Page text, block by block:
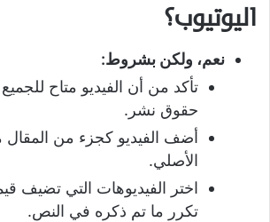
اليوتيوب؟
نعم، ولكن بشروط:
تأكد من أن الفيديو متاح
حقوق نشر.
أضف الفيديو كجزء من المقال
الأصلي.
اختر الفيديوهات التي تضيف
تكرر ما تم ذكره في النص.